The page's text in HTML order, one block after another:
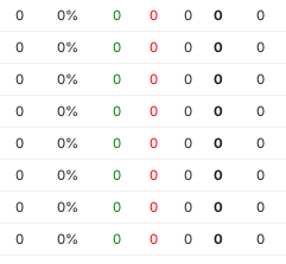
0 0% 0 0 0 0
0
0 0% 0 0 0 0
0
0 0% 0 0 0 0
0
0 0% 0 0 0 0
0
0 0% 0 0 0 0
0
0 0% 0 0 0 0
0
0 0% 0 0 0 0
0
0 0% 0 0 0 0
0